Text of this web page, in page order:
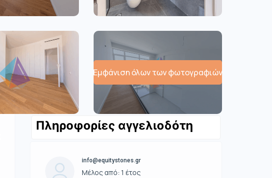
Εμφάνιση όλων των φωτογραφιών
Πληροφορίες αγγελιοδότη
info@equitystones.gr
Μέλος από: 1 έτος